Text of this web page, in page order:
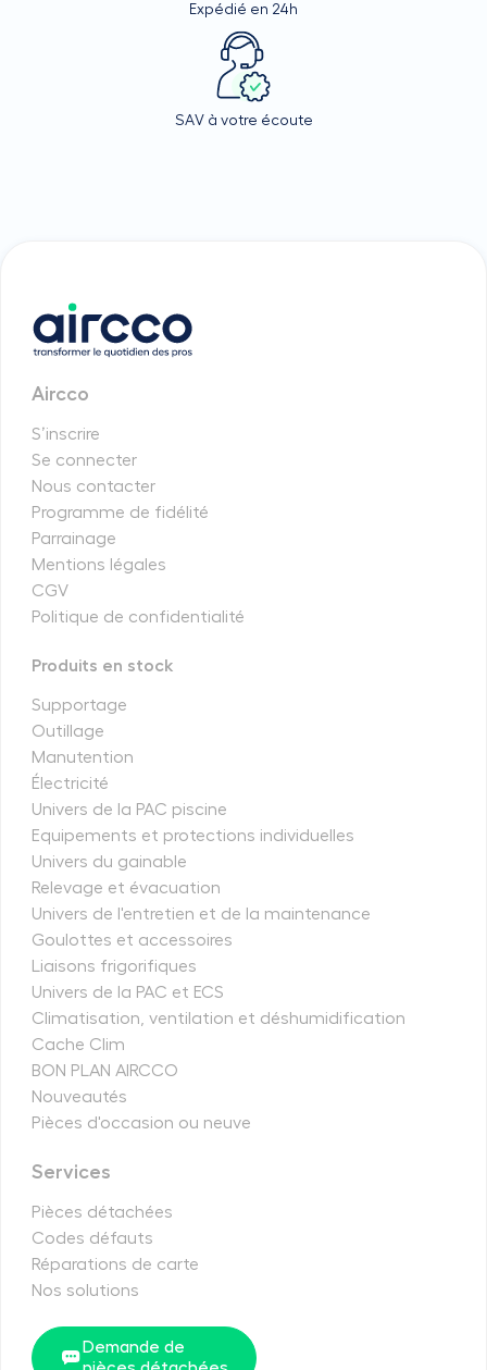
Expédié en 24h
SAV à votre écoute
Aircco
S’inscrire
Se connecter
Nous contacter
Programme de fidélité
Parrainage
Mentions légales
CGV
Politique de confidentialité
Produits en stock
Supportage
Outillage
Manutention
Électricité
Univers de la PAC piscine
Equipements et protections individuelles
Univers du gainable
Relevage et évacuation
Univers de l'entretien et de la maintenance
Goulottes et accessoires
Liaisons frigorifiques
Univers de la PAC et ECS
Climatisation, ventilation et déshumidification
Cache Clim
BON PLAN AIRCCO
Nouveautés
Pièces d'occasion ou neuve
Services
Pièces détachées
Codes défauts
Réparations de carte
Nos solutions
Demande de